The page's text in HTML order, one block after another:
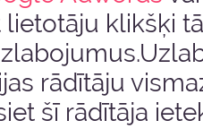
lietotāju klikšķi
rādītāju
šī rādītāja